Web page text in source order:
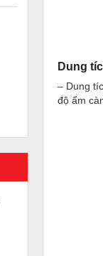
Dung
– Dung
độ ẩm